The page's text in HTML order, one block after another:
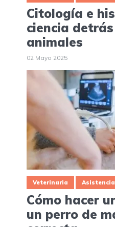
Citología e
ciencia
animales
02 Mayo 2025
Veterinaria
Cómo hacer
un perro de